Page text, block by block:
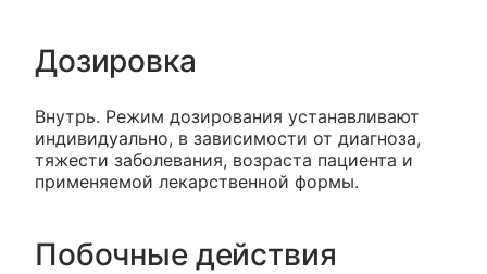
Дозировка
Внутрь. Режим дозирования устанавливают
индивидуально, в зависимости от диагноза,
тяжести заболевания, возраста пациента и
применяемой лекарственной формы.
Побочные действия